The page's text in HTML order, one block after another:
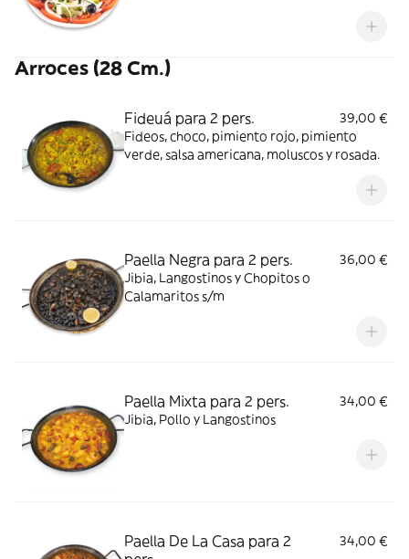
Arroces (28 Cm.)
Fideuá para 2 pers.
39,00 €
Fideos, choco, pimiento rojo, pimiento
verde, salsa americana, moluscos y rosada.
Paella Negra para 2 pers.
36,00 €
Jibia, Langostinos y Chopitos o
Calamaritos s/m
Paella Mixta para 2 pers.
34,00 €
Jibia, Pollo y Langostinos
Paella De La Casa para 2
34,00 €